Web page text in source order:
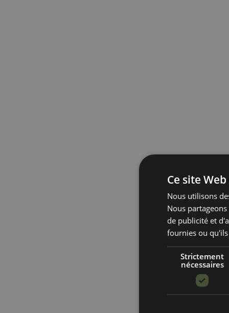
Ce site
Nous utilisons
Nous
de publicité et
fournies ou
Strictement
nécessaires